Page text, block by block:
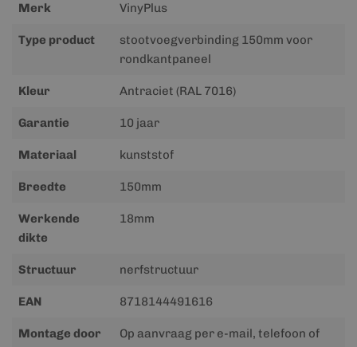
Merk VinyPlus
Type product
stootvoegverbinding 150mm voor
rondkantpaneel
Kleur Antraciet (RAL 7016)
Garantie 10 jaar
Materiaal kunststof
Breedte 150mm
Werkende
dikte
18mm
Structuur nerfstructuur
EAN 8718144491616
Montage door
Op aanvraag per e-mail, telefoon of